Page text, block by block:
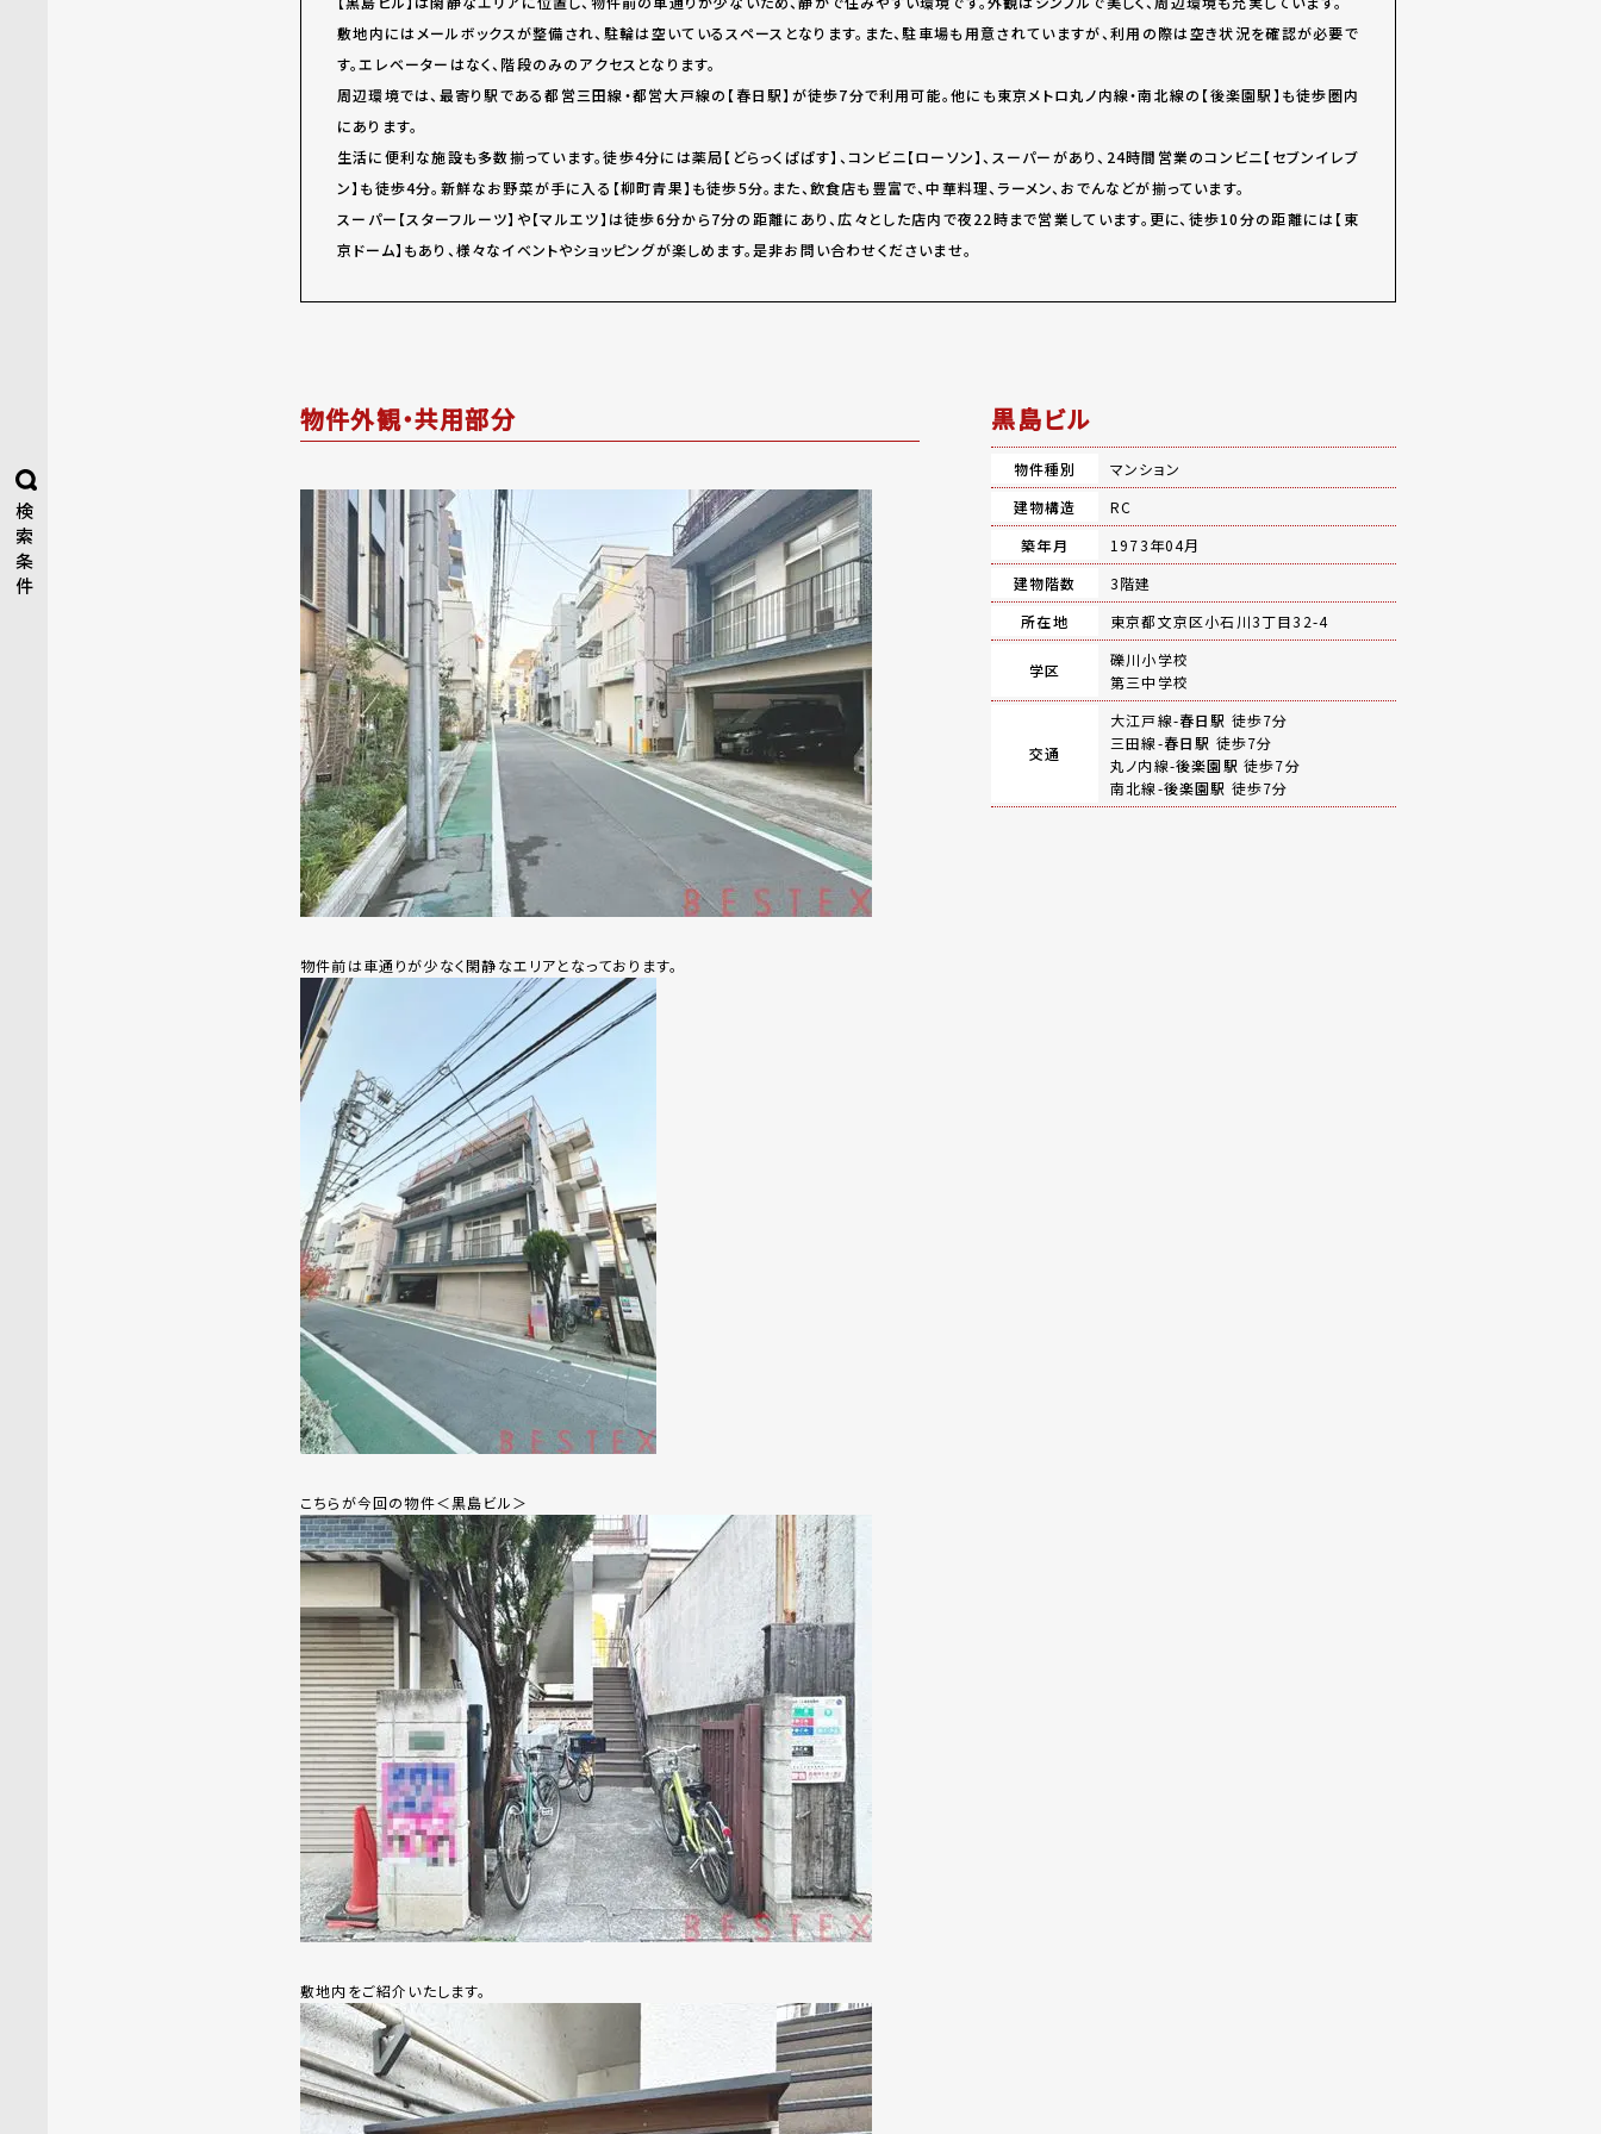
検
索
条
件
敷地内にはメールボックスが整備され、駐輪は空いているスペースとなります。また、駐車場も用意されていますが、利用の際は空き状況を確認が必要で
す。エレベーターはなく、階段のみのアクセスとなります。
周辺環境では、最寄り駅である都営三田線・都営大戸線の【春日駅】が徒歩7分で利用可能。他にも東京メトロ丸ノ内線・南北線の【後楽園駅】も徒歩圏内
にあります。
生活に便利な施設も多数揃っています。徒歩4分には薬局【どらっくぱぱす】、コンビニ【ローソン】、スーパーがあり、24時間営業のコンビニ【セブンイレブ
ン】も徒歩4分。新鮮なお野菜が手に入る【柳町青果】も徒歩5分。また、飲食店も豊富で、中華料理、ラーメン、おでんなどが揃っています。
スーパー【スターフルーツ】や【マルエツ】は徒歩6分から7分の距離にあり、広々とした店内で夜22時まで営業しています。更に、徒歩10分の距離には【東
京ドーム】もあり、様々なイベントやショッピングが楽しめます。是非お問い合わせくださいませ。
物件外観・共用部分
物件前は車通りが少なく閑静なエリアとなっております。
こちらが今回の物件＜黒島ビル＞
敷地内をご紹介いたします。
黒島ビル
物件種別
マンション
建物構造
RC
築年月
1973年04月
建物階数
3階建
所在地
東京都文京区小石川3丁目32-4
学区
礫川小学校
第三中学校
交通
大江戸線-春日駅 徒歩7分
三田線-春日駅 徒歩7分
丸ノ内線-後楽園駅 徒歩7分
南北線-後楽園駅 徒歩7分